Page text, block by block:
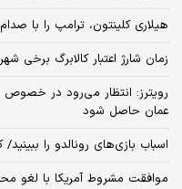
هیلاری کلینتون، ترامپ را با
زمان شارژ اعتبار کالابرگ برخی
رویترز: انتظار می‌رود در خصوص
عمان حاصل شود
اسباب‌ بازی‌های رونالدو را
موافقت مشروط آمریکا با لغو